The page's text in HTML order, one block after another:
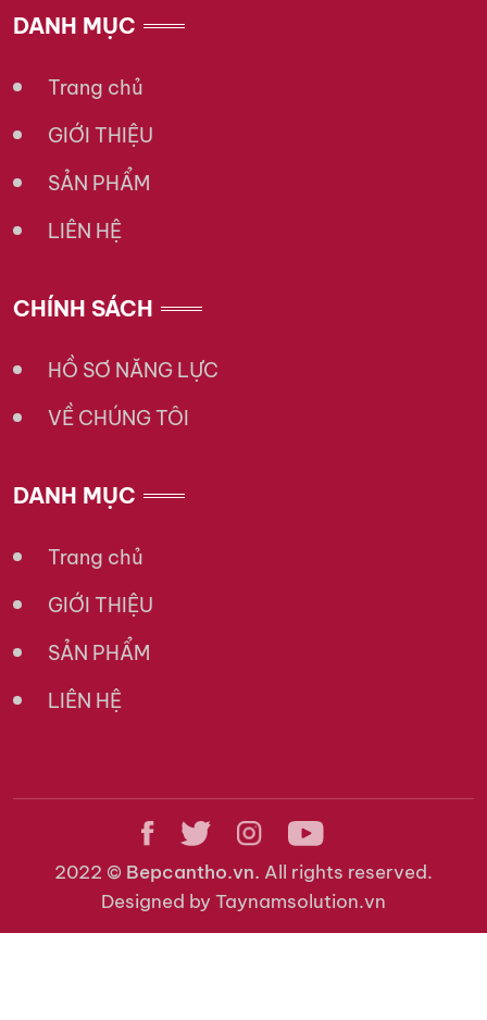
DANH MỤC
Trang chủ
GIỚI THIỆU
SẢN PHẨM
LIÊN HỆ
CHÍNH SÁCH
HỒ SƠ NĂNG LỰC
VỀ CHÚNG TÔI
DANH MỤC
Trang chủ
GIỚI THIỆU
SẢN PHẨM
LIÊN HỆ
2022 © Bepcantho.vn. All rights reserved.
Designed by Taynamsolution.vn